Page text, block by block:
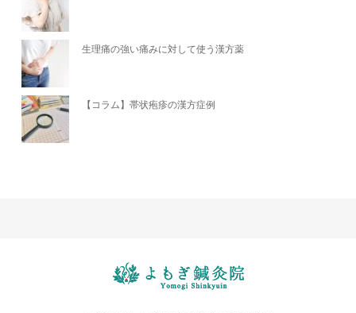
生理痛の強い痛みに対して使う漢方薬
【コラム】帯状疱疹の漢方症例